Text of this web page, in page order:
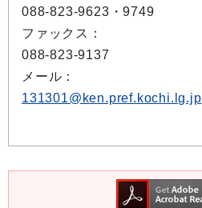
088-823-9623・9749
ファックス：
088-823-9137
メール：
131301@ken.pref.kochi.lg.jp